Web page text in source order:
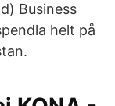
Business
helt på